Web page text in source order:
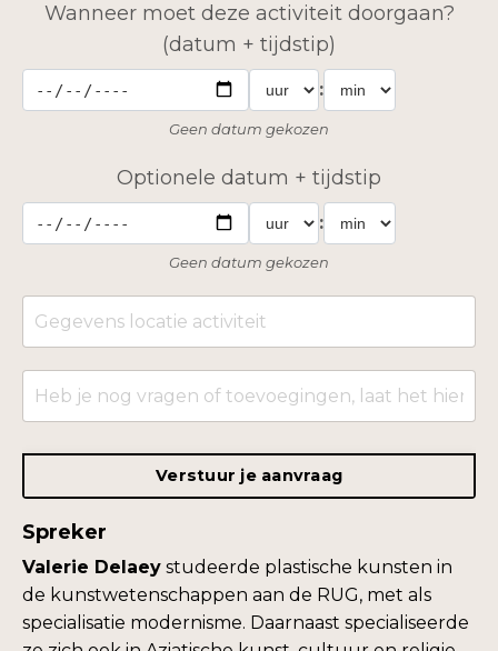
Wanneer moet deze activiteit doorgaan?
(datum + tijdstip)
:
Geen datum gekozen
Optionele datum + tijdstip
:
Geen datum gekozen
Verstuur je aanvraag
Spreker
Valerie Delaey studeerde plastische kunsten in
de kunstwetenschappen aan de RUG, met als
specialisatie modernisme. Daarnaast specialiseerde